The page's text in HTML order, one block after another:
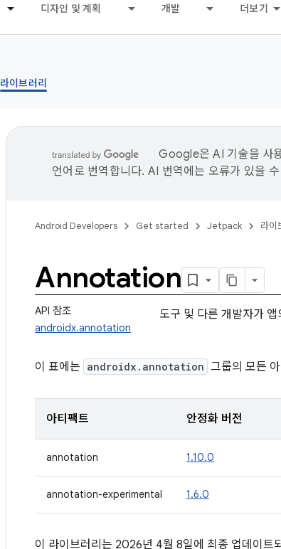
디자인 및 계획 개발 더보기
라이브러리
Google은 AI 기술을 사
언어로 번역합니다. AI 번역에는 오류가 있을
Android Developers Get started Jetpack 라이
Annotation
API 참조
androidx.annotation
도구 및 다른 개발자가
이 표에는 androidx.annotation 그룹의 모든
아티팩트 안정화 버전
annotation 1.10.0
annotation-experimental 1.6.0
이 라이브러리는 2026년 4월 8일에 최종 업데이트